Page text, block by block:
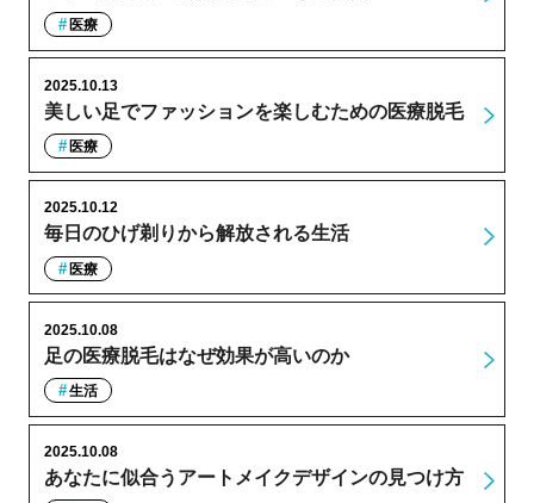
医療
美しい足でファッションを楽しむための医療脱毛
2025.10.13
医療
毎日のひげ剃りから解放される生活
2025.10.12
医療
足の医療脱毛はなぜ効果が高いのか
2025.10.08
生活
あなたに似合うアートメイクデザインの見つけ方
2025.10.08